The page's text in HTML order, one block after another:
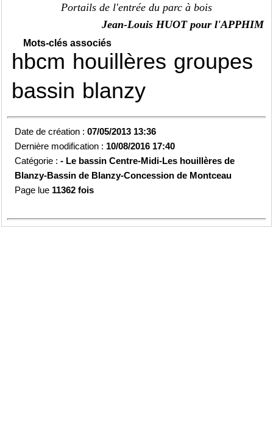
Portails de l'entrée du parc à bois
Jean-Louis HUOT pour l'APPHIM
Mots-clés associés
hbcm houillères groupes
bassin blanzy
Date de création :07/05/2013 13:36
Dernière modification : 10/08/2016 17:40
Catégorie :- Le bassin Centre-Midi-Les houillères de
Blanzy-Bassin de Blanzy-Concession de Montceau
Page lue 11362 fois